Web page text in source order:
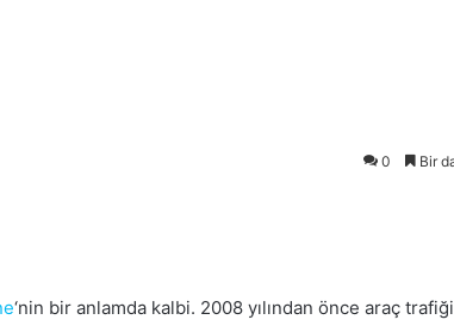
0 Bir
‘nin bir anlamda kalbi. 2008 yılından önce araç